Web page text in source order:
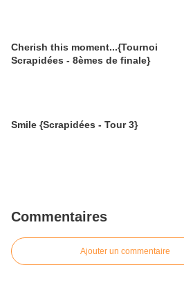
Cherish this moment...{Tournoi
Scrapidées - 8èmes de finale}
Smile {Scrapidées - Tour 3}
Commentaires
Ajouter un commentaire